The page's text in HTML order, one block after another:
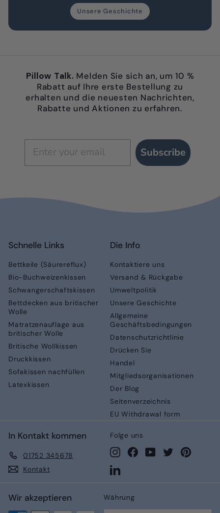
Unsere Geschichte
Pillow Talk. Melden Sie sich an, um 10 %
Rabatt auf Ihre erste Bestellung zu
erhalten und die neuesten Nachrichten,
Rabatte und Aktionen zu erfahren.
Subscribe
Schnelle Links
Bettkeile (Säurereflux)
Bio-Buchweizenkissen
Schwangerschaftskissen
Bettdecken aus britischer
Wolle
Matratzenauflage aus
britischer Wolle
Britische Wollkissen
Druckkissen
Sofakissen nachfüllen
Latexkissen
Die Info
Kontaktiere uns
Versand & Rückgabe
Umweltpolitik
Unsere Geschichte
Allgemeine
Geschäftsbedingungen
Datenschutzrichtlinie
Drücken Sie
Handel
Mitgliedsorganisationen
Der Blog
Seitenverzeichnis
EU Withdrawal form
In Kontakt kommen
01752 345678
Kontakt
Folge uns
InstagramFacebookYouTubeTwitter
LinkedIn
Wir akzeptieren Währung